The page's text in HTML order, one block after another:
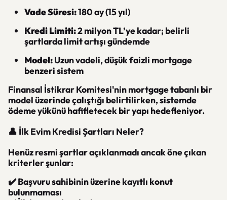
Vade Süresi:180 ay (15 yıl)
Kredi Limiti:2 milyon TL’ye kadar; belirli
şartlarda limit artışı gündemde
Model:Uzun vadeli, düşük faizli mortgage
benzeri sistem
Finansal İstikrar Komitesi'nin mortgage tabanlı bir
model üzerinde çalıştığı belirtilirken, sistemde
ödeme yükünü hafifletecek bir yapı hedefleniyor.
👤 İlk Evim Kredisi Şartları Neler?
Henüz resmi şartlar açıklanmadı ancak öne çıkan
kriterler şunlar:
✔️ Başvuru sahibinin üzerine kayıtlı konut
bulunmaması